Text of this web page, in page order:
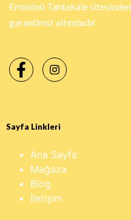
Eminönü Tahtakale
garantimiz altındadır.
Sayfa Linkleri
Ana Sayfa
Mağaza
Blog
İletişim